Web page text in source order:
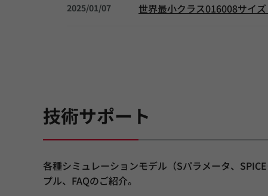
2025/01/07 世界最小クラス016008サイ
技術サポート
各種シミュレーションモデル（Sパラメータ、
プル、FAQのご紹介。